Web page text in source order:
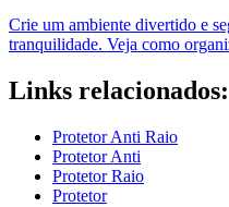
Crie um ambiente divertido e
tranquilidade. Veja como
Links relacionados:
Protetor Anti Raio
Protetor Anti
Protetor Raio
Protetor